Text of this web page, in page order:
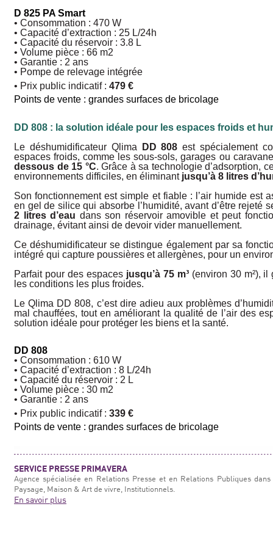
D 825 PA Smart
• Consommation : 470 W
• Capacité d’extraction : 25 L/24h
• Capacité du réservoir : 3.8 L
• Volume pièce : 66 m2
• Garantie : 2 ans
• Pompe de relevage intégrée
• Prix public indicatif : 479 €
Points de vente : grandes surfaces de bricolage
DD 808 : la solution idéale pour les espaces froids et
Le déshumidificateur Qlima
DD 808est spécialement
espaces froids, comme lessous-sols, garages ou
dessous de 15 °C. Grâce à sa technologie d’adsorpti­on,
environnements difficiles, en élimi­nant jusqu’à 8 litres
Son fonctionnement est simple et fiable : l’air humide est
en gel de silice qui absorbe l’humidité, avant d’être rejeté
2 litres d’eau dans son réservoir amovible et peut
drainage, évitant ainsi de devoir vider manuellement.
Ce déshumidificateur se distingue égale­ment par sa
intégré qui capture poussiè­res et allergènes, pour un
Parfait pour des espaces jusqu’à 75 m³ (environ 30 m²),
les conditions les plus froides.
Le Qlima DD 808, c’est dire adieu aux problèmes
mal chauffées, tout en améliorant la qualité de l’air des
solution idéale pour protéger les biens et la santé.
DD 808
• Consommation : 610 W
• Capacité d’extraction : 8 L/24h
• Capacité du réservoir : 2 L
• Volume pièce : 30 m2
• Garantie : 2 ans
• Prix public indicatif : 339 €
Points de vente : grandes surfaces de bricolage
SERVICE PRESSE PRIMAVERA
Agence spécialisée en Relations Presse et en Relations Publiques
Paysage, Maison & Art de vivre, Institutionnels.
En savoir plus